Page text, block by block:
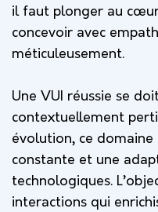
il faut plonger au
concevoir avec
méticuleusement.
Une VUI réussie se
contextuellement
évolution, ce
constante et une
technologiques.
interactions qui